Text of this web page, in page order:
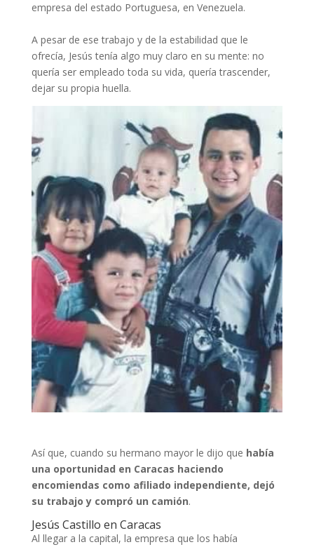
empresa del estado Portuguesa, en Venezuela.
A pesar de ese trabajo y de la estabilidad que le
ofrecía, Jesús tenía algo muy claro en su mente: no
quería ser empleado toda su vida, quería trascender,
dejar su propia huella.
Así que, cuando su hermano mayor le dijo que había
una oportunidad en Caracas haciendo
encomiendas como afiliado independiente, dejó
su trabajo y compró un camión.
Jesús Castillo en Caracas
Al llegar a la capital, la empresa que los había